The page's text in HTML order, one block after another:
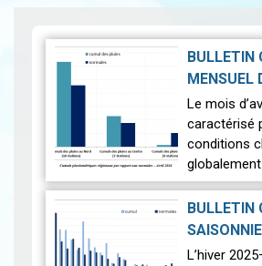
BULLETIN
MENSUEL
D'AVRIL
2026-05-19
Le mois
caractérisé
conditions
Sur le plan
légèrement
BULLETIN
2025-2026
L’hiver